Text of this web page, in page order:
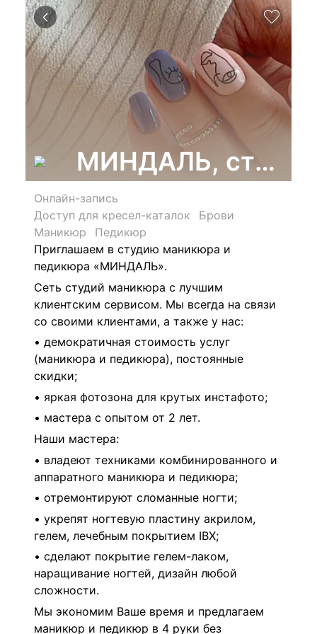
МИНДАЛЬ, студия
Онлайн-запись
Доступ для кресел-каталок
Брови
Маникюр
Педикюр
Приглашаем в студию маникюра и
педикюра «МИНДАЛЬ».
Сеть студий маникюра с лучшим
клиентским сервисом. Мы всегда на связи
со своими клиентами, а также у нас:
• демократичная стоимость услуг
(маникюра и педикюра), постоянные
скидки;
• яркая фотозона для крутых инстафото;
• мастера с опытом от 2 лет.
Наши мастера:
• владеют техниками комбинированного и
аппаратного маникюра и педикюра;
• отремонтируют сломанные ногти;
• укрепят ногтевую пластину акрилом,
гелем, лечебным покрытием IBX;
• сделают покрытие гелем-лаком,
наращивание ногтей, дизайн любой
сложности.
Мы экономим Ваше время и предлагаем
маникюр и педикюр в 4 руки без